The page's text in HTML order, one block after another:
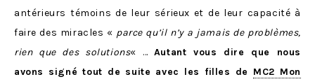
antérieurs témoins de leur sérieux et de leur capacité à
faire des miracles « parce qu’il n’y a jamais de problèmes,
rien que des solutions« … Autant vous dire que nous
avons signé tout de suite avec les filles de MC2 Mon